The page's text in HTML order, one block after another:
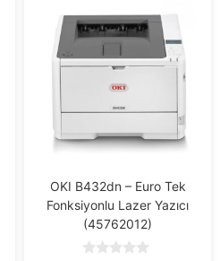
OKI B432dn – Euro Tek
Fonksiyonlu Lazer Yazıcı
(45762012)